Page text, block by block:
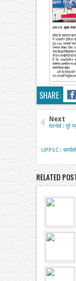
SHARE:
Next
NHM : पूरे
UPPSC :
RELATED